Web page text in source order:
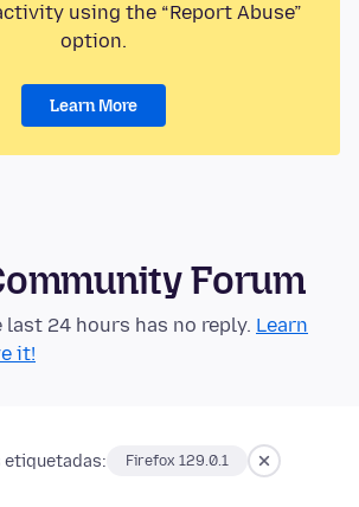
using the “Report Abuse”
option.
Learn More
Forum
24 hours has no reply. Learn
it!
Firefox 129.0.1